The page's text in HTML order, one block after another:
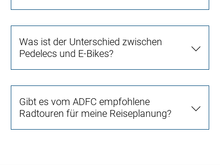
Was ist der Unterschied zwischen
Pedelecs und E-Bikes?
Gibt es vom ADFC empfohlene
Radtouren für meine Reiseplanung?